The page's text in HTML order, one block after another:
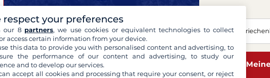
Dylan
Experte für Ihre Reisen
respect your preferences
our 8 partners, we use cookies or equivalent technologies to collect
access certain information from your device.
this data to provide you with personalised content and advertising, to
the performance of our content and advertising, to study our
and to develop our services.
accept all cookies and processing that require your consent, or reject